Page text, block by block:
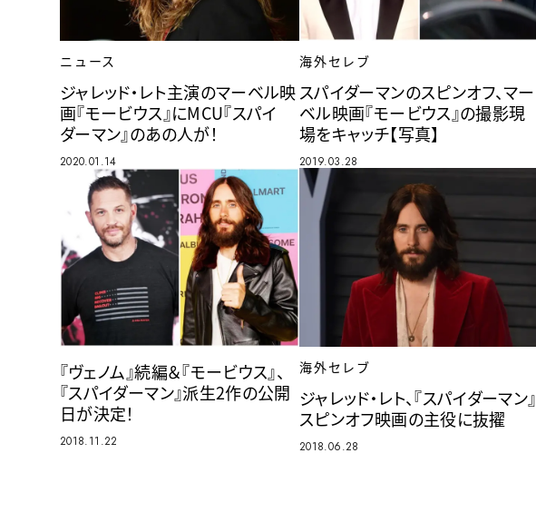
ニュース
ジャレッド・レト主演のマーベル映
画『モービウス』にMCU『スパイ
ダーマン』のあの人が！
2020.01.14
海外セレブ
スパイダーマンのスピンオフ、マー
ベル映画『モービウス』の撮影現
場をキャッチ【写真】
2019.03.28
『ヴェノム』続編＆『モービウス』、
『スパイダーマン』派生2作の公開
日が決定！
2018.11.22
海外セレブ
ジャレッド・レト、『スパイダーマン』
スピンオフ映画の主役に抜擢
2018.06.28